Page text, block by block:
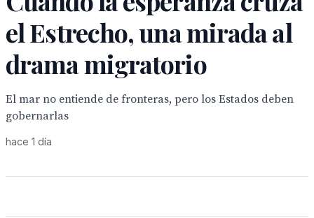
el Estrecho, una mirada al
drama migratorio
El mar no entiende de fronteras, pero los Estados deben
gobernarlas
hace 1 día